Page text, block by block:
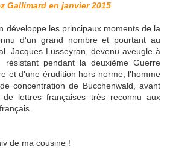
Gallimard en janvier 2015
développe les principaux moments de la
d'un grand nombre et pourtant au
Jacques Lusseyran, devenu aveugle à
pendant la deuxième Guerre
et d'une érudition hors norme, l'homme
concentration de Bucchenwald, avant
lettres françaises très reconnu aux
de ma cousine !